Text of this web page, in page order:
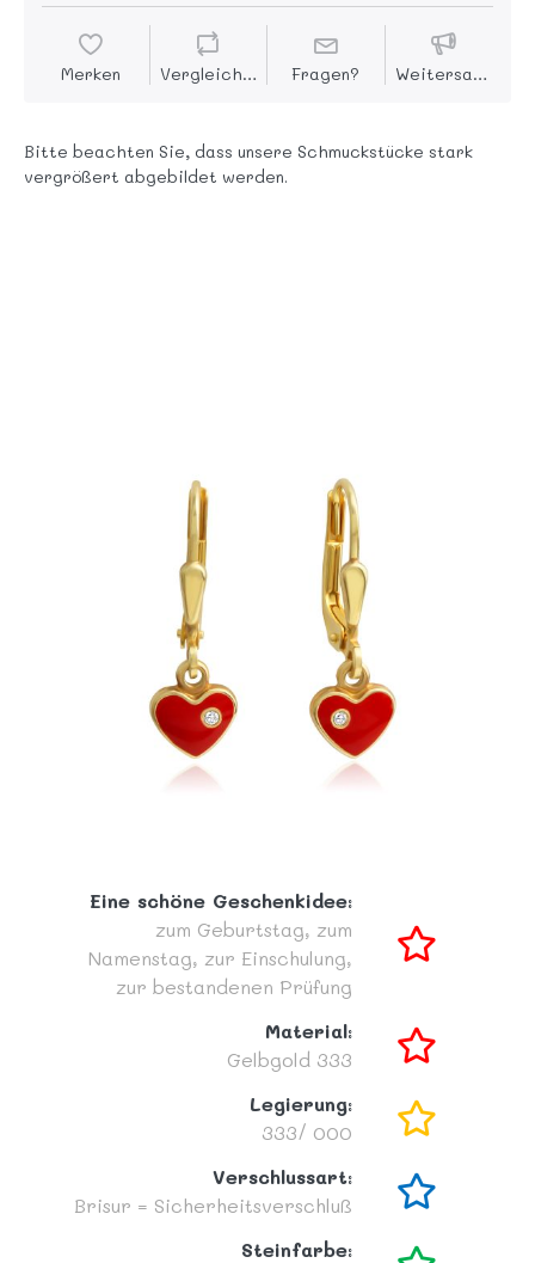
Merken Vergleichen Fragen? Weitersagen
Bitte beachten Sie, dass unsere Schmuckstücke stark
vergrößert abgebildet werden.
Eine schöne Geschenkidee:
zum Geburtstag, zum
Namenstag, zur Einschulung,
zur bestandenen Prüfung
Material:
Gelbgold 333
Legierung:
333/ 000
Verschlussart:
Brisur = Sicherheitsverschluß
Steinfarbe: